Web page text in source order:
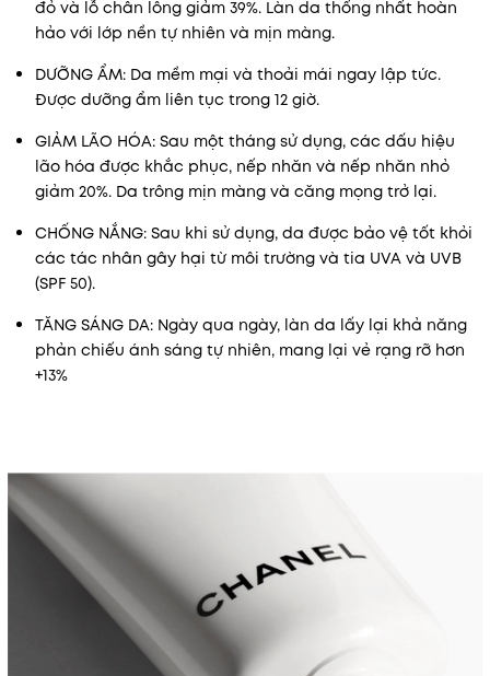
đỏ và lỗ chân lông giảm 39%. Làn da thống nhất hoàn
hảo với lớp nền tự nhiên và mịn màng.
DƯỠNG ẨM: Da mềm mại và thoải mái ngay lập tức.
Được dưỡng ẩm liên tục trong 12 giờ.
GIẢM LÃO HÓA: Sau một tháng sử dụng, các dấu hiệu
lão hóa được khắc phục, nếp nhăn và nếp nhăn nhỏ
giảm 20%. Da trông mịn màng và căng mọng trở lại.
CHỐNG NẮNG: Sau khi sử dụng, da được bảo vệ tốt khỏi
các tác nhân gây hại từ môi trường và tia UVA và UVB
(SPF 50).
TĂNG SÁNG DA: Ngày qua ngày, làn da lấy lại khả năng
phản chiếu ánh sáng tự nhiên, mang lại vẻ rạng rỡ hơn
+13%